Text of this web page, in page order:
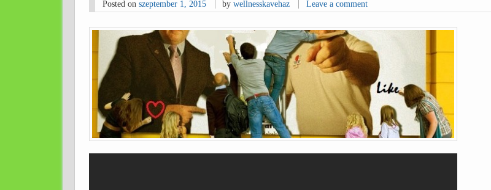
Posted on szeptember 1, 2015 bywellnesskavehaz Leave a comment